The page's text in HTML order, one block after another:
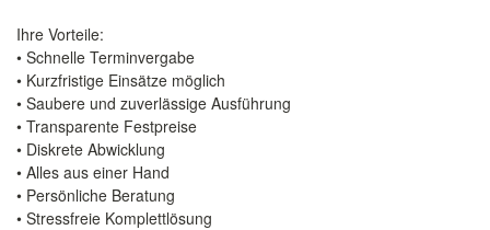
Ihre Vorteile:
• Schnelle Terminvergabe
• Kurzfristige Einsätze möglich
• Saubere und zuverlässige Ausführung
• Transparente Festpreise
• Diskrete Abwicklung
• Alles aus einer Hand
• Persönliche Beratung
• Stressfreie Komplettlösung